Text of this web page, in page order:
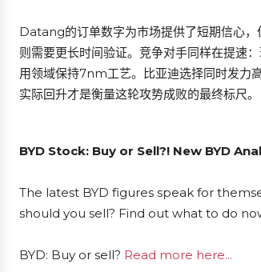
Datang的订单数字为市场提供了短期信心
则需要更长时间验证。竞争对手同样在提速
用领域保持7nm工艺。比亚迪选择同时发力
实际回升才是衡量这轮攻势成败的最终标尺。
BYD Stock: Buy or Sell?! New BYD
The latest BYD figures speak for
should you sell? Find out what to do
BYD: Buy or sell? Read more here...